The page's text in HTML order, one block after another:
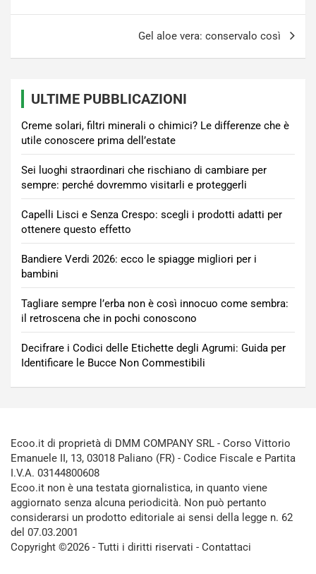
Gel aloe vera: conservalo così
ULTIME PUBBLICAZIONI
Creme solari, filtri minerali o chimici? Le differenze che è
utile conoscere prima dell’estate
Sei luoghi straordinari che rischiano di cambiare per
sempre: perché dovremmo visitarli e proteggerli
Capelli Lisci e Senza Crespo: scegli i prodotti adatti per
ottenere questo effetto
Bandiere Verdi 2026: ecco le spiagge migliori per i
bambini
Tagliare sempre l’erba non è così innocuo come sembra:
il retroscena che in pochi conoscono
Decifrare i Codici delle Etichette degli Agrumi: Guida per
Identificare le Bucce Non Commestibili
Ecoo.it di proprietà di DMM COMPANY SRL - Corso Vittorio
Emanuele II, 13, 03018 Paliano (FR) - Codice Fiscale e Partita
I.V.A. 03144800608
Ecoo.it non è una testata giornalistica, in quanto viene
aggiornato senza alcuna periodicità. Non può pertanto
considerarsi un prodotto editoriale ai sensi della legge n. 62
del 07.03.2001
Copyright ©2026 - Tutti i diritti riservati - Contattaci